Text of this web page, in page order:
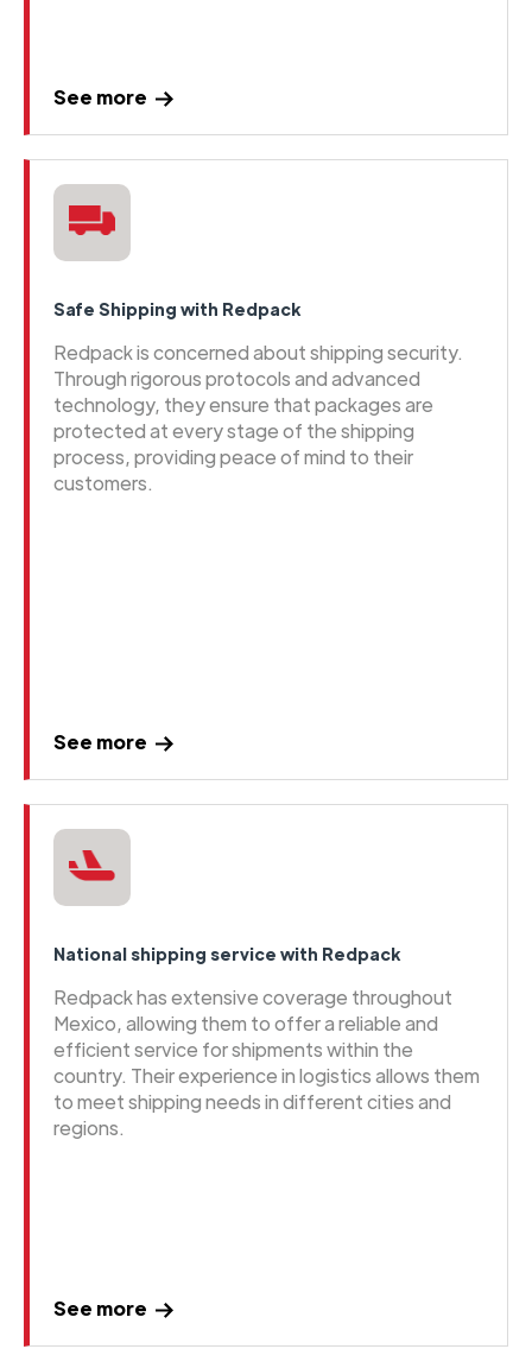
See more
Safe Shipping with Redpack
Redpack is concerned about shipping security.
Through rigorous protocols and advanced
technology, they ensure that packages are
protected at every stage of the shipping
process, providing peace of mind to their
customers.
See more
National shipping service with Redpack
Redpack has extensive coverage throughout
Mexico, allowing them to offer a reliable and
efficient service for shipments within the
country. Their experience in logistics allows them
to meet shipping needs in different cities and
regions.
See more